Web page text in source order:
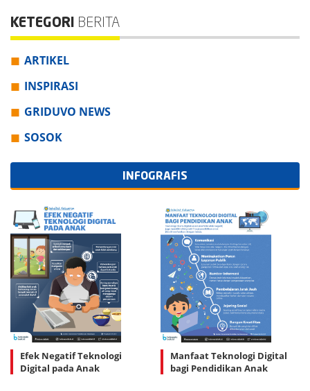
KETEGORI BERITA
ARTIKEL
INSPIRASI
GRIDUVO NEWS
SOSOK
INFOGRAFIS
Efek Negatif Teknologi
Digital pada Anak
Manfaat Teknologi Digital
bagi Pendidikan Anak